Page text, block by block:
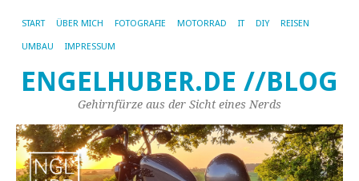
START ÜBER MICH FOTOGRAFIE MOTORRAD IT DIY REISEN
UMBAU IMPRESSUM
ENGELHUBER.DE //BLOG
Gehirnfürze aus der Sicht eines Nerds